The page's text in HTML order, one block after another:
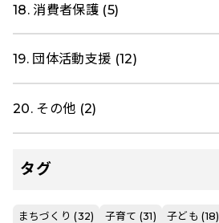
18. 消費者保護 (5)
19. 団体活動支援 (12)
20. その他 (2)
タグ
まちづくり (32) 子育て (31) 子ども (18)